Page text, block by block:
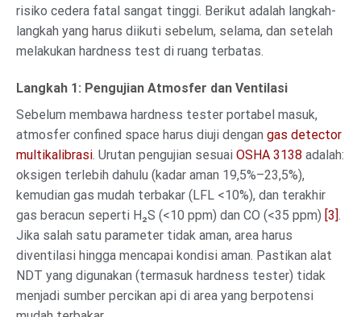
risiko cedera fatal sangat tinggi. Berikut adalah langkah-
langkah yang harus diikuti sebelum, selama, dan setelah
melakukan hardness test di ruang terbatas.
Langkah 1: Pengujian Atmosfer dan Ventilasi
Sebelum membawa hardness tester portabel masuk,
atmosfer confined space harus diuji dengan gas detector
multikalibrasi. Urutan pengujian sesuai OSHA 3138 adalah:
oksigen terlebih dahulu (kadar aman 19,5%–23,5%),
kemudian gas mudah terbakar (LFL <10%), dan terakhir
gas beracun seperti H₂S (<10 ppm) dan CO (<35 ppm) [3] .
Jika salah satu parameter tidak aman, area harus
diventilasi hingga mencapai kondisi aman. Pastikan alat
NDT yang digunakan (termasuk hardness tester) tidak
menjadi sumber percikan api di area yang berpotensi